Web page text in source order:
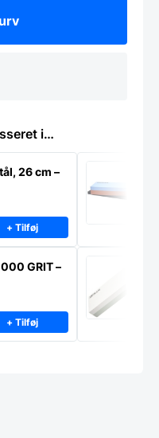
i…
26 cm –
+ Tilføj
GRIT –
+ Tilføj